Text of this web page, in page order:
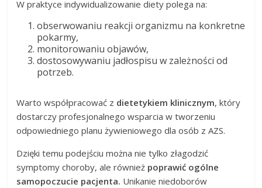
W praktyce indywidualizowanie diety polega na:
obserwowaniu reakcji organizmu na konkretne
pokarmy,
monitorowaniu objawów,
dostosowywaniu jadłospisu w zależności od
potrzeb.
Warto współpracować z dietetykiem klinicznym, który
dostarczy profesjonalnego wsparcia w tworzeniu
odpowiedniego planu żywieniowego dla osób z AZS.
Dzięki temu podejściu można nie tylko złagodzić
symptomy choroby, ale również poprawić ogólne
samopoczucie pacjenta. Unikanie niedoborów